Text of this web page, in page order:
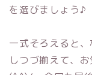
を選びましょう♪
一式そろえると
しつづ揃えて、